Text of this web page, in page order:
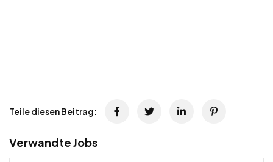
Teile diesen Beitrag:
Verwandte Jobs